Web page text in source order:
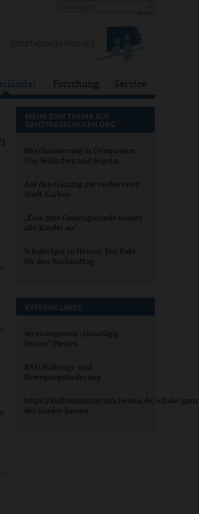
Forschung Service
MEHR ZUM THEMA AUF
GANZTAGSSCHULEN.ORG
Rhythmisierung in Gymnasien:
Von Wölkchen und SegeLn
Auf den Ganztag gut vorbereitet:
Stadt Karben
„Eine gute Ganztagsschule nimmt
alle Kinder an“
Schulträger in Hessen: Der Pakt
für den Nachmittag
EXTERNE LINKS
Serviceagentur „Ganztägig
lernen“ Hessen
BAG Haltungs- und
Bewegungsförderung
https://kultusministerium.hessen.de/schule/
des-landes-hessen